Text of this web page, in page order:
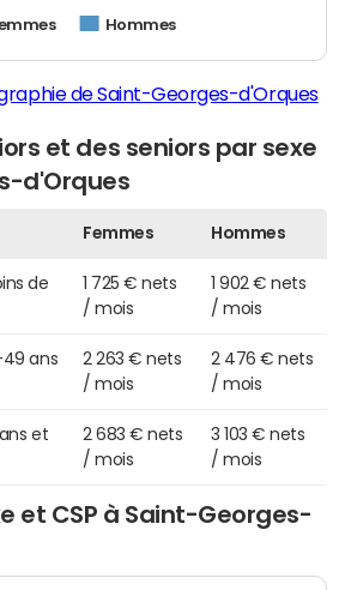
Hommes
de Saint-Georges-d'Orques
et des seniors par sexe
d'Orques
Femmes Hommes
de
1 725 € nets
/ mois
1 902 € nets
/ mois
49 ans
2 263 € nets
/ mois
2 476 € nets
/ mois
et
2 683 € nets
/ mois
3 103 € nets
/ mois
et CSP à Saint-Georges-